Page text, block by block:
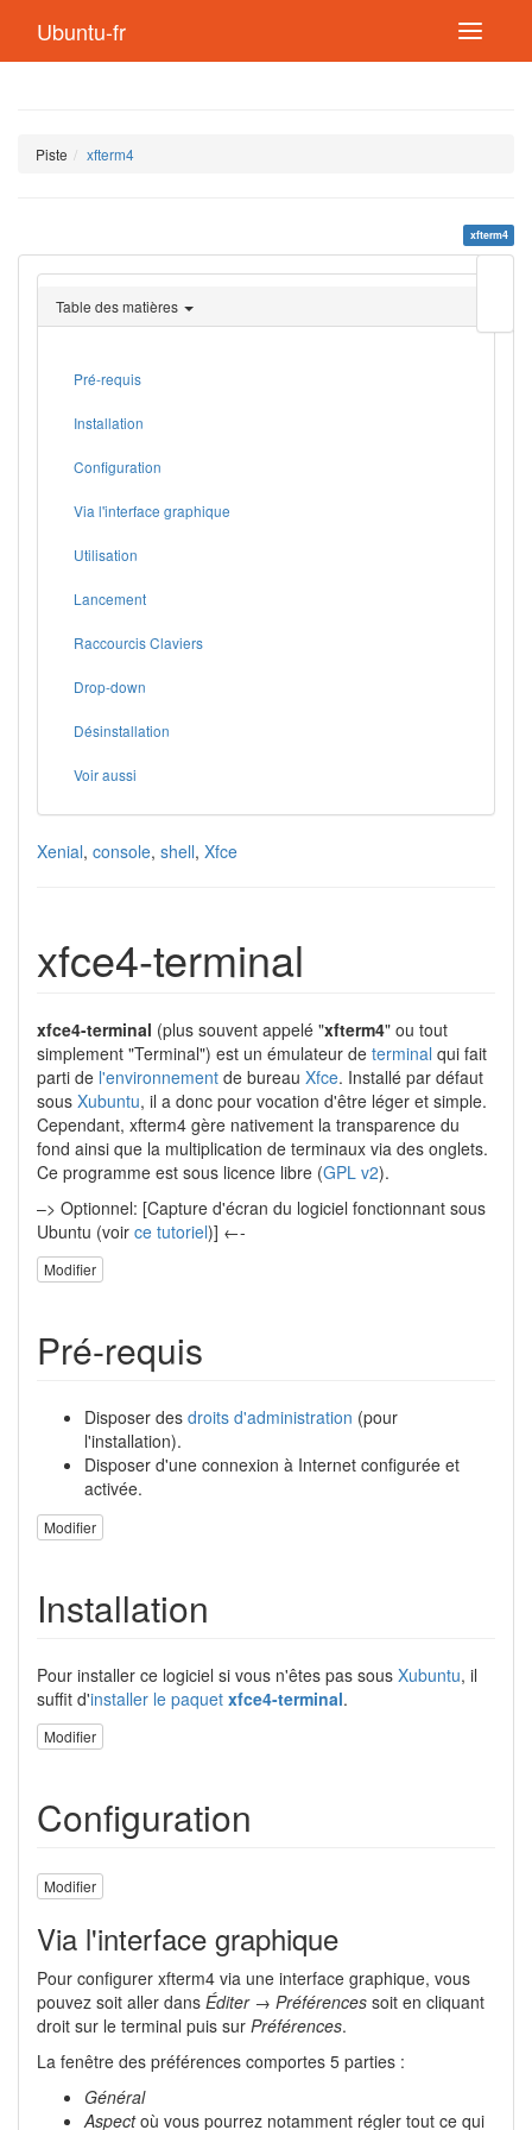
Ubuntu-fr
Piste xfterm4
xfterm4
page
Table des matières
Pré-requis
Installation
Configuration
Via l'interface graphique
Utilisation
Lancement
Raccourcis Claviers
Drop-down
Désinstallation
Voir aussi
Xenial, console, shell, Xfce
xfce4-terminal
xfce4-terminal (plus souvent appelé "xfterm4" ou tout
simplement "Terminal") est un émulateur de terminal qui fait
parti de l'environnement de bureau Xfce. Installé par défaut
sous Xubuntu, il a donc pour vocation d'être léger et simple.
Cependant, xfterm4 gère nativement la transparence du
fond ainsi que la multiplication de terminaux via des onglets.
Ce programme est sous licence libre (GPL v2).
–> Optionnel: [Capture d'écran du logiciel fonctionnant sous
Ubuntu (voir ce tutoriel)] ←-
Modifier
Pré-requis
Disposer des droits d'administration (pour
l'installation).
Disposer d'une connexion à Internet configurée et
activée.
Modifier
Installation
Pour installer ce logiciel si vous n'êtes pas sous Xubuntu, il
suffit d'installer le paquet xfce4-terminal.
Modifier
Configuration
Modifier
Via l'interface graphique
Pour configurer xfterm4 via une interface graphique, vous
pouvez soit aller dans Éditer → Préférences soit en cliquant
droit sur le terminal puis sur Préférences.
La fenêtre des préférences comportes 5 parties :
Général
Aspectoù vous pourrez notamment régler tout ce qui